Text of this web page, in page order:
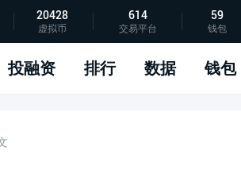
20428
虚拟币
614
交易平台
59
钱包
投融资 排行 数据 钱包